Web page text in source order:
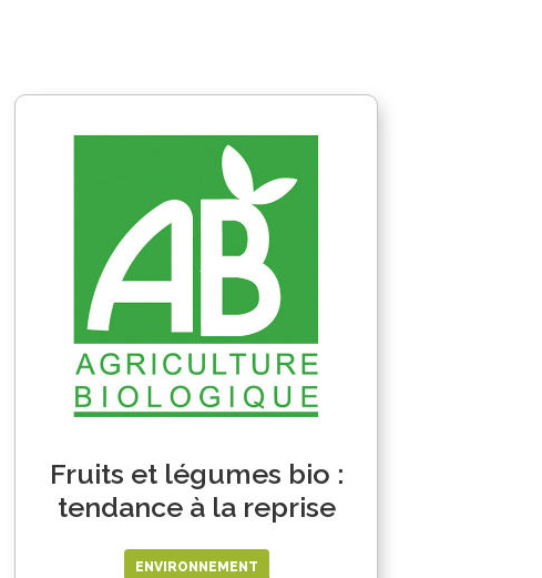
Fruits et légumes bio :
tendance à la reprise
ENVIRONNEMENT